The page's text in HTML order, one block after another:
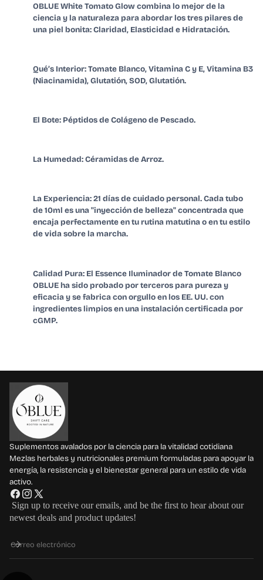
OBLUE White Tomato Glow combina lo mejor de la
ciencia y la naturaleza para abordar los tres pilares de
una piel bonita: Claridad, Elasticidad e Hidratación.
Qué’s Interior: Tomate Blanco, Vitamina C y E, Vitamina B3
(Niacinamida), Glutatión, SOD, Glutatión.
El Bote: Péptidos de Colágeno de Pescado.
La Humedad: Céramidas de Arroz.
La Experiencia: 21 días de cuidado personal. Cada tubo
de 10ml es una "inyección de belleza" concentrada que
encaja perfectamente en tu rutina matutina o en tu estilo
de vida sobre la marcha.
Calidad Pura: El Essence Iluminador de Tomate Blanco
OBLUE ha sido probado por terceros para pureza y
eficacia y se fabrica con orgullo en los EE. UU. con
ingredientes limpios en una instalación certificada por
cGMP.
Suplementos avalados por la ciencia para la vitalidad cotidiana
Mezlas herbales y nutricionales premium formuladas para apoyar la
energía, la resistencia y el bienestar general para un estilo de vida
activo.
F
a
c
b
o
I
n
s
a
g
X
(
T
i
t
Sign up to receive our emails, and be the first to hear about our
newest deals and product updates!
Correo electrónico